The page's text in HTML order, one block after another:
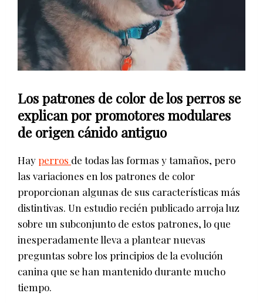
Los patrones de color de los perros se
explican por promotores modulares
de origen cánido antiguo
Hayperros de todas las formas y tamaños, pero
las variaciones en los patrones de color
proporcionan algunas de sus características más
distintivas. Un estudio recién publicado arroja luz
sobre un subconjunto de estos patrones, lo que
inesperadamente lleva a plantear nuevas
preguntas sobre los principios de la evolución
canina que se han mantenido durante mucho
tiempo.